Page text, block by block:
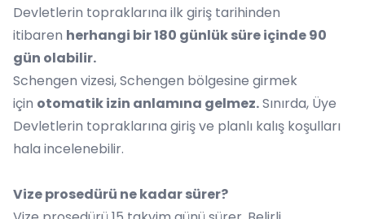
Devletlerin topraklarına ilk giriş tarihinden
itibaren herhangi bir 180 günlük süre içinde 90
gün olabilir.
Schengen vizesi, Schengen bölgesine girmek
için otomatik izin anlamına gelmez.Sınırda, Üye
Devletlerin topraklarına giriş ve planlı kalış koşulları
hala incelenebilir.
Vize prosedürü ne kadar sürer?